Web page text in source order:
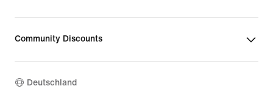
Community Discounts
Deutschland